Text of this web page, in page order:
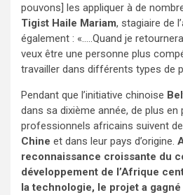
pouvons] les appliquer à de
Tigist Haile Mariam, stagiaire de
également : «…..Quand je
veux être une personne plus
travailler dans différents types de
Pendant que l’initiative chinoise
dans sa dixième année, de plus en
professionnels africains suivent
Chine et dans leur pays d’origine.
reconnaissance croissante du
développement de l’Afrique
la technologie, le projet a